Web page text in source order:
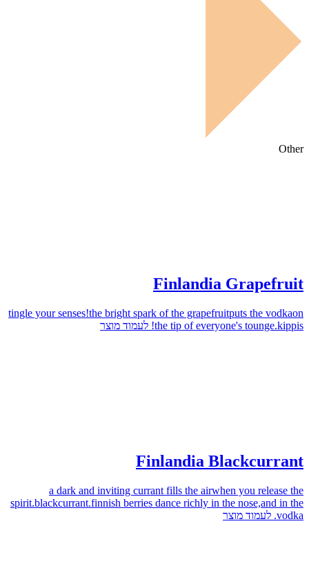
Other
Finlandia Grapefruit
tingle your senses!the bright spark of the grapefruitputs the vodkaon
the tip of everyone's tounge.kippis! לעמוד מוצר
Finlandia Blackcurrant
a dark and inviting currant fills the airwhen you release the
spirit.blackcurrant.finnish berries dance richly in the nose,and in the
vodka. לעמוד מוצר